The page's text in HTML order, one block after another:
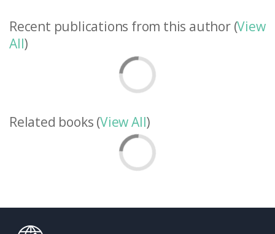
Recent publications from this author (View
All)
Related books (View All)